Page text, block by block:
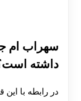
سهراب ام
داشته
در رابطه با